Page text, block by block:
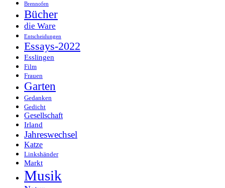
Brennofen
Bücher
die Ware
Entscheidungen
Essays-2022
Esslingen
Film
Frauen
Garten
Gedanken
Gedicht
Gesellschaft
Irland
Jahreswechsel
Katze
Linkshänder
Markt
Musik